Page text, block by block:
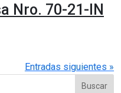
Nro. 70-21-IN
Entradas siguientes »
Buscar